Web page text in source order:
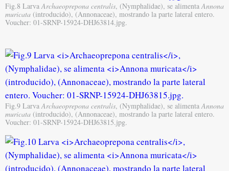
Fig.8 LarvaArchaeoprepona centralis, (Nymphalidae), se alimentaAnnona
muricata (introducido), (Annonaceae), mostrando la parte lateral entero.
Voucher: 01-SRNP-15924-DHJ63814.jpg.
Fig.9 LarvaArchaeoprepona centralis, (Nymphalidae), se alimentaAnnona
muricata (introducido), (Annonaceae), mostrando la parte lateral entero.
Voucher: 01-SRNP-15924-DHJ63815.jpg.